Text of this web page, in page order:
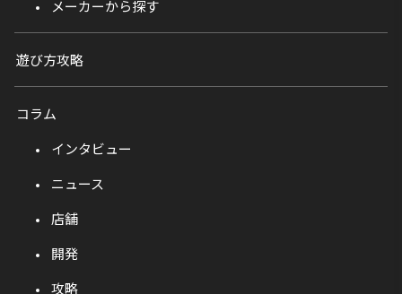
メーカーから探す
遊び方攻略
コラム
インタビュー
ニュース
店舗
開発
攻略